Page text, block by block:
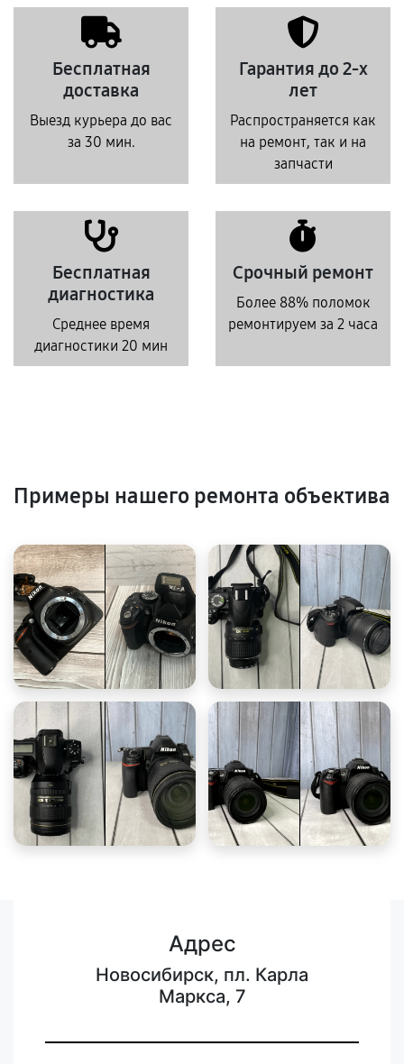
Бесплатная
доставка
Выезд курьера до вас
за 30 мин.
Гарантия до 2-х
лет
Распространяется как
на ремонт, так и на
запчасти
Бесплатная
диагностика
Среднее время
диагностики 20 мин
Срочный ремонт
Более 88% поломок
ремонтируем за 2 часа
Примеры нашего ремонта объектива
Адрес
Новосибирск, пл. Карла
Маркса, 7